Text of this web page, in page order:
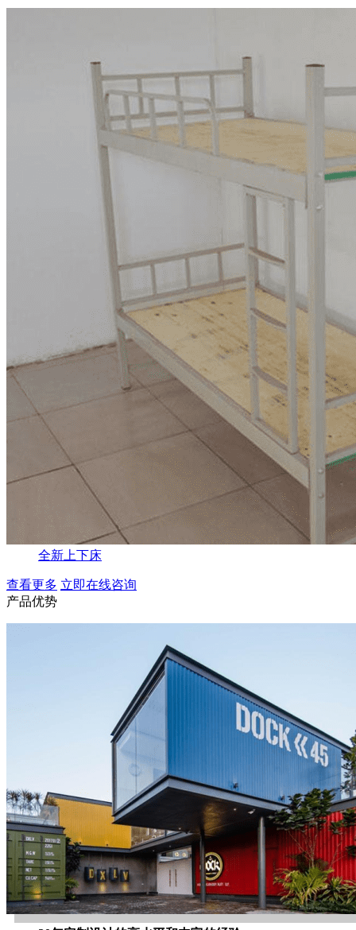
全新上下床
查看更多 立即在线咨询
产品优势